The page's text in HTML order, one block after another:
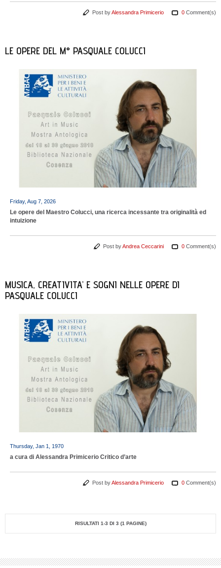
Post byAlessandra Primicerio 0 Comment(s)
LE OPERE DEL M° PASQUALE COLUCCI
Friday, Aug 7, 2026
Le opere del Maestro Colucci, una ricerca incessante tra originalità ed
intuizione
Post byAndrea Ceccarini 0 Comment(s)
MUSICA, CREATIVITA’ E SOGNI NELLE OPERE DI
PASQUALE COLUCCI
Thursday, Jan 1, 1970
a cura di Alessandra Primicerio Critico d’arte
Post byAlessandra Primicerio 0 Comment(s)
RISULTATI 1-3 DI 3 (1 PAGINE)